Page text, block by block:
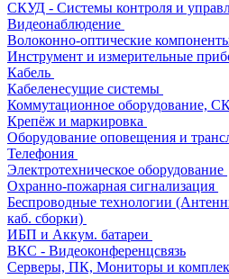
СКУД - Системы контроля и
Видеонаблюдение
Волоконно-оптические
Инструмент и измерительные
Кабель
Кабеленесущие системы
Коммутационное оборудование,
Крепёж и маркировка
Оборудование оповещения и
Телефония
Электротехническое оборудование
Охранно-пожарная сигнализация
Беспроводные технологии
каб. сборки)
ИБП и Аккум. батареи
ВКС - Видеоконференцсвязь
Серверы, ПК, Мониторы и